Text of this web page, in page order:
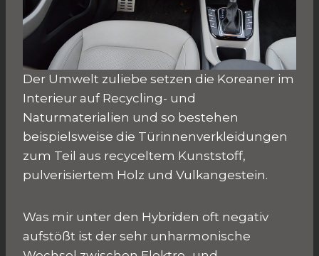
Der Umwelt zuliebe setzen die Koreaner im
Interieur auf Recycling- und
Naturmaterialien und so bestehen
beispielsweise die Türinnenverkleidungen
zum Teil aus recyceltem Kunststoff,
pulverisiertem Holz und Vulkangestein.
Was mir unter den Hybriden oft negativ
aufstößt ist der sehr unharmonische